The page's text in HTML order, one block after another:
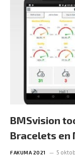
BMSvision
Bracelets en
FAKUMA 2021 5